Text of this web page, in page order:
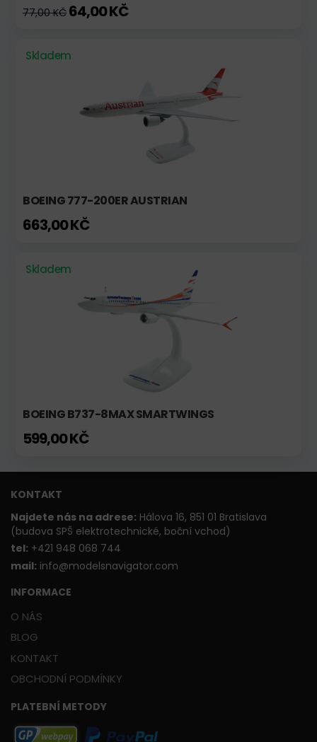
77,00 KČ 64,00 KČ
Skladem
BOEING 777-200ER AUSTRIAN
663,00 KČ
Skladem
BOEING B737-8MAX SMARTWINGS
599,00 KČ
KONTAKT
Najdete nás na adrese: Hálova 16, 851 01 Bratislava
(budova SPŠ elektrotechnické, boční vchod)
tel: +421 948 068 744
mail: info@modelsnavigator.com
INFORMACE
O NÁS
BLOG
KONTAKT
OBCHODNÍ PODMÍNKY
PLATEBNÍ METODY